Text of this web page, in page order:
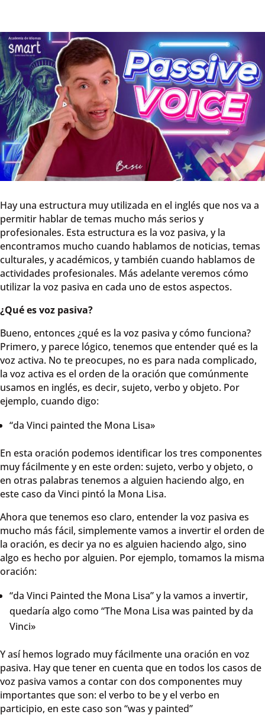
Hay una estructura muy utilizada en el inglés que nos va a
permitir hablar de temas mucho más serios y
profesionales. Esta estructura es la voz pasiva, y la
encontramos mucho cuando hablamos de noticias, temas
culturales, y académicos, y también cuando hablamos de
actividades profesionales. Más adelante veremos cómo
utilizar la voz pasiva en cada uno de estos aspectos.
¿Qué es voz pasiva?
Bueno, entonces ¿qué es la voz pasiva y cómo funciona?
Primero, y parece lógico, tenemos que entender qué es la
voz activa. No te preocupes, no es para nada complicado,
la voz activa es el orden de la oración que comúnmente
usamos en inglés, es decir, sujeto, verbo y objeto. Por
ejemplo, cuando digo:
“da Vinci painted the Mona Lisa»
En esta oración podemos identificar los tres componentes
muy fácilmente y en este orden: sujeto, verbo y objeto, o
en otras palabras tenemos a alguien haciendo algo, en
este caso da Vinci pintó la Mona Lisa.
Ahora que tenemos eso claro, entender la voz pasiva es
mucho más fácil, simplemente vamos a invertir el orden de
la oración, es decir ya no es alguien haciendo algo, sino
algo es hecho por alguien. Por ejemplo, tomamos la misma
oración:
“da Vinci Painted the Mona Lisa” y la vamos a invertir,
quedaría algo como “The Mona Lisa was painted by da
Vinci»
Y así hemos logrado muy fácilmente una oración en voz
pasiva. Hay que tener en cuenta que en todos los casos de
voz pasiva vamos a contar con dos componentes muy
importantes que son: el verbo to be y el verbo en
participio, en este caso son “was y painted”